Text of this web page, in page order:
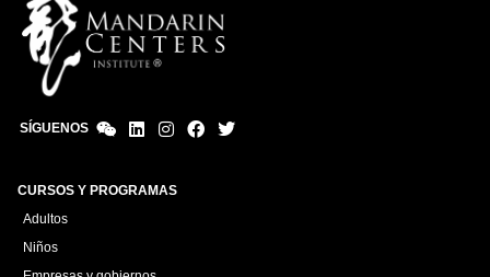
SÍGUENOS
CURSOS Y PROGRAMAS
Adultos
Niños